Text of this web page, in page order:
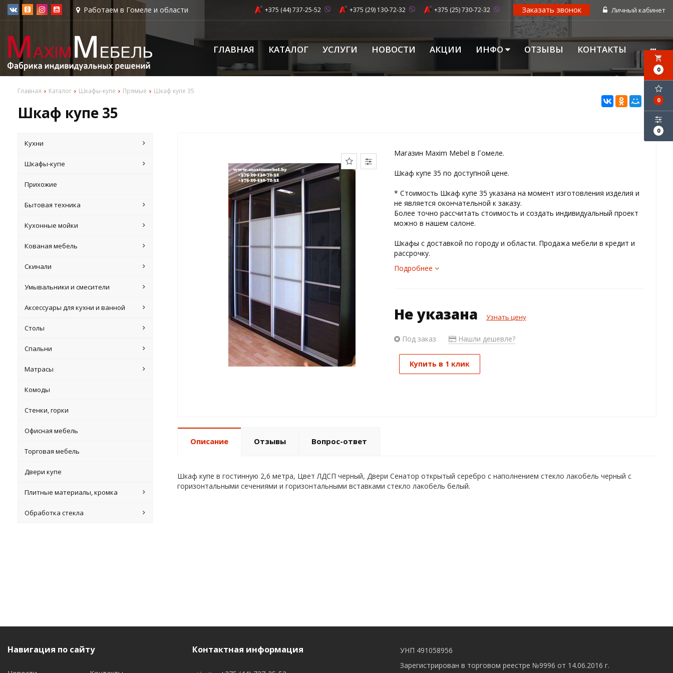
Работаем в Гомеле и области Личный кабинет
Заказать звонок
+375 (44) 737-25-52 +375 (29) 130-72-32 +375 (25) 730-72-32
ГЛАВНАЯ КАТАЛОГ УСЛУГИ НОВОСТИ АКЦИИ ИНФО ОТЗЫВЫ КОНТАКТЫ
Главная Каталог Шкафы-купе Прямые Шкаф купе 35
Шкаф купе 35
local_grocery_store
0
0
0
Кухни
Шкафы-купе
Прихожие
Бытовая техника
Кухонные мойки
Кованая мебель
Скинали
Умывальники и смесители
Аксессуары для кухни и ванной
Столы
Спальни
Матрасы
Комоды
Стенки, горки
Офисная мебель
Торговая мебель
Двери купе
Плитные материалы, кромка
Обработка стекла
Магазин Maxim Mebel в Гомеле.
Шкаф купе 35 по доступной цене.
* Стоимость Шкаф купе 35 указана на момент изготовления изделия и
не является окончательной к заказу.
Более точно рассчитать стоимость и создать индивидуальный проект
можно в нашем салоне.
Шкафы с доставкой по городу и области. Продажа мебели в кредит и
рассрочку.
Подробнее
Не указана Узнать цену
Под заказ Нашли дешевле?
Купить в 1 клик
Описание Отзывы Вопрос-ответ
Шкаф купе в гостинную 2,6 метра, Цвет ЛДСП черный, Двери Сенатор открытый серебро с наполнением стекло лакобель черный с
горизонтальными сечениями и горизонтальными вставками стекло лакобель белый.
УНП 491058956
Зарегистрирован в торговом реестре №9996 от 14.06.2016 г.
Навигация по сайту Контактная информация